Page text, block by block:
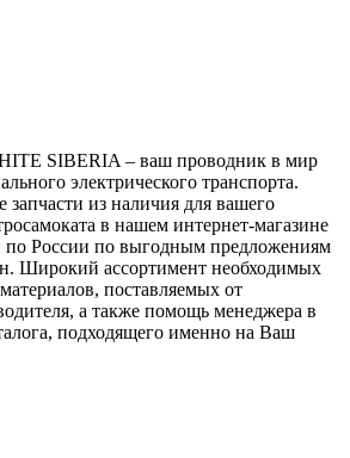
SIBERIA – ваш проводник в мир
электрического транспорта.
из наличия для вашего
в нашем интернет-магазине
по России по выгодным предложениям
Широкий ассортимент необходимых
поставляемых от
а также помощь менеджера в
подходящего именно на Ваш